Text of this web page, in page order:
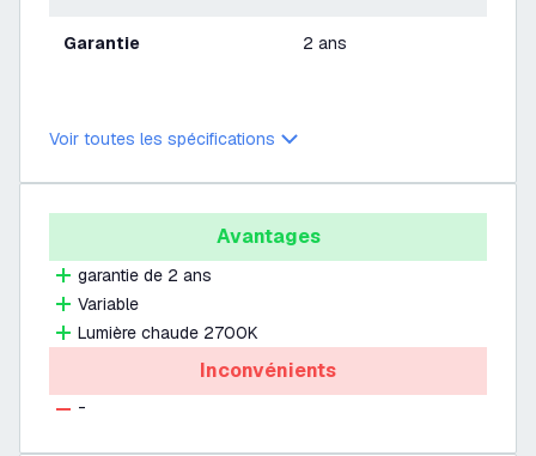
Garantie 2 ans
Voir toutes les spécifications
Avantages
garantie de 2 ans
Variable
Lumière chaude 2700K
Inconvénients
-